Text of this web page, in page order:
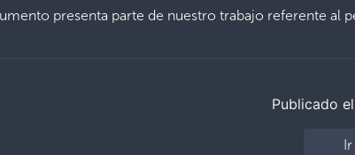
presenta parte de nuestro trabajo referente al
Publicado
Ir